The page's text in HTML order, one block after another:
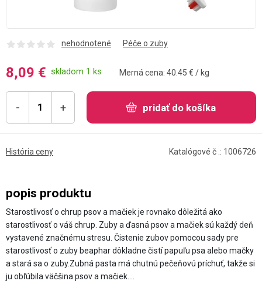
nehodnotené Péče o zuby
popis produktu
Starostlivosť o chrup psov a mačiek je rovnako dôležitá ako
starostlivosť o váš chrup. Zuby a ďasná psov a mačiek sú každý deň
vystavené značnému stresu. Čistenie zubov pomocou sady pre
starostlivosť o zuby beaphar dôkladne čistí papuľu psa alebo mačky
a stará sa o zuby.Zubná pasta má chutnú pečeňovú príchuť, takže si
ju obľúbila väčšina psov a mačiek.…
8,09 € skladom 1 ks Merná cena: 40.45 € / kg
- + pridať do košíka
História ceny Katalógové č .: 1006726